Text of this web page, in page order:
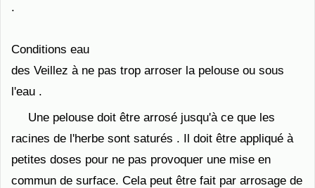
.
Conditions eau
des Veillez à ne pas trop arroser la pelouse ou sous
l'eau .
Une pelouse doit être arrosé jusqu'à ce que les
racines de l'herbe sont saturés . Il doit être appliqué à
petites doses pour ne pas provoquer une mise en
commun de surface. Cela peut être fait par arrosage de